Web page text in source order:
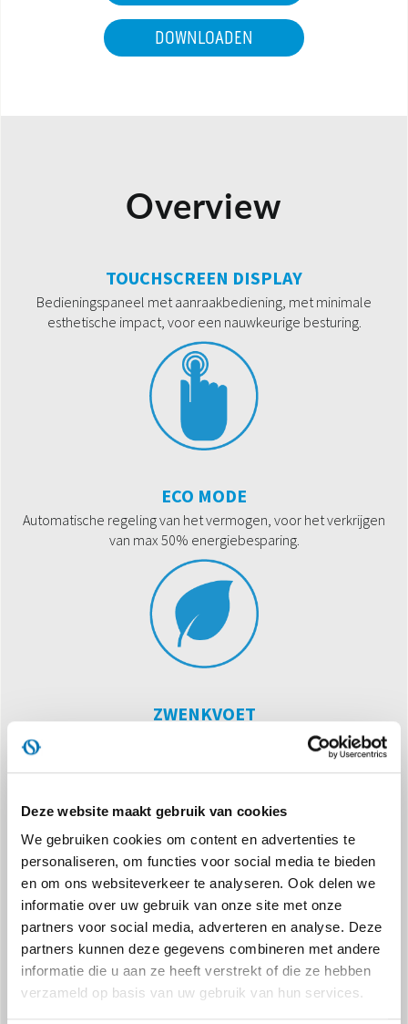
Deze website maakt gebruik van cookies
We gebruiken cookies om content en advertenties te
personaliseren, om functies voor social media te bieden
en om ons websiteverkeer te analyseren. Ook delen we
informatie over uw gebruik van onze site met onze
partners voor social media, adverteren en analyse. Deze
partners kunnen deze gegevens combineren met andere
informatie die u aan ze heeft verstrekt of die ze hebben
verzameld op basis van uw gebruik van hun services.
DOWNLOADEN
Overview
TOUCHSCREEN DISPLAY
Bedieningspaneel met aanraakbediening, met minimale
esthetische impact, voor een nauwkeurige besturing.
ECO MODE
Automatische regeling van het vermogen, voor het verkrijgen
van max 50% energiebesparing.
ZWENKVOET
Automatische zwenking voor de horizontale luchtstroom, voor
2000 W MET KERAMISCHE TECHNOLOGIE
De keramische weerstand garandeert een gelijkmatigere en
constante warmteverdeling.